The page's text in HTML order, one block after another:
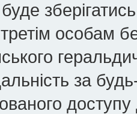
особам
за
доступу